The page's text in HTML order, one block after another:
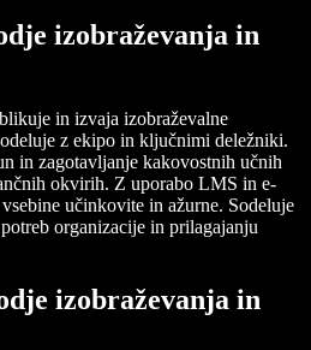
izobraževanja in
in izvaja izobraževalne
z ekipo in ključnimi deležniki.
in zagotavljanje kakovostnih učnih
okvirih. Z uporabo LMS in e-
učinkovite in ažurne. Sodeluje
organizacije in prilagajanju
izobraževanja in